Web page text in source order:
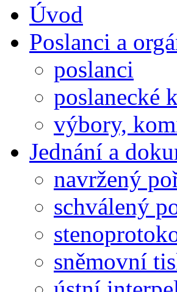
Úvod
Poslanci a
poslanci
poslanecké
výbory,
Jednání a
navržený
schválený
sněmovní